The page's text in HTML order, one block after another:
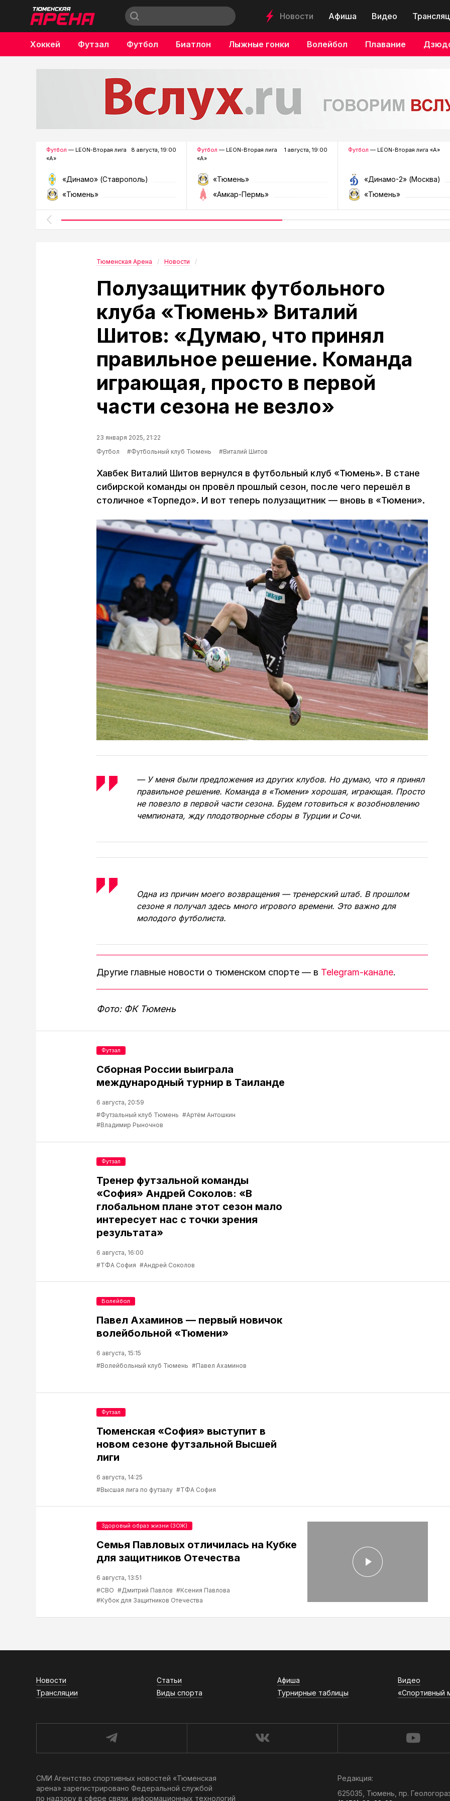
Новости Афиша Видео
Хоккей Футзал Футбол Биатлон Лыжные гонки Волейбол Плавание
Бокс
Футбол — LEON-Вторая лига
«А»
8 августа, 19:00
«Динамо» (Ставрополь)
«Тюмень»
Футбол — LEON-Вторая лига
«А»
1 августа, 19:00
«Тюмень»
«Амкар-Пермь»
Футбол — LEON-Вторая лига «А»
«Динамо-2» (Москва)
«Тюмень»
Тюменская Арена Новости
Полузащитник футбольного
клуба «Тюмень» Виталий
Шитов: «Думаю, что принял
правильное решение. Команда
играющая, просто в первой
части сезона не везло»
23 января 2025, 21:22
Футбол
#Футбольный клуб Тюмень #Виталий Шитов
Хавбек Виталий Шитов вернулся в футбольный клуб «Тюмень». В стане
сибирской команды он провёл прошлый сезон, после чего перешёл в
столичное «Торпедо». И вот теперь полузащитник — вновь в «Тюмени».
— У меня были предложения из других клубов. Но думаю, что я принял
правильное решение. Команда в «Тюмени» хорошая, играющая. Просто
не повезло в первой части сезона. Будем готовиться к возобновлению
чемпионата, жду плодотворные сборы в Турции и Сочи.
Одна из причин моего возвращения — тренерский штаб. В прошлом
сезоне я получал здесь много игрового времени. Это важно для
молодого футболиста.
Другие главные новости о тюменском спорте — в Telegram-канале.
Фото: ФК Тюмень
Сборная России выиграла
международный турнир в Таиланде
6 августа, 20:59
#Футзальный клуб Тюмень #Артём Антошкин
#Владимир Рыночнов
Футзал
Тренер футзальной команды
«София» Андрей Соколов: «В
глобальном плане этот сезон мало
интересует нас с точки зрения
результата»
6 августа, 16:00
#ТФА София #Андрей Соколов
Футзал
Павел Ахаминов — первый новичок
волейбольной «Тюмени»
6 августа, 15:15
#Волейбольный клуб Тюмень #Павел Ахаминов
Волейбол
Тюменская «София» выступит в
новом сезоне футзальной Высшей
лиги
6 августа, 14:25
#Высшая лига по футзалу #ТФА София
Футзал
Семья Павловых отличилась на Кубке
для защитников Отечества
6 августа, 13:51
#СВО #Дмитрий Павлов #Ксения Павлова
#Кубок для Защитников Отечества
Здоровый образ жизни (ЗОЖ)
Новости Статьи Афиша Видео
Трансляции
Виды спорта Турнирные таблицы «Спортивный
СМИ Агентство спортивных новостей «Тюменская
арена» зарегистрировано Федеральной службой
по надзору в сфере связи, информационных технологий
Редакция:
625035, Тюмень, пр.